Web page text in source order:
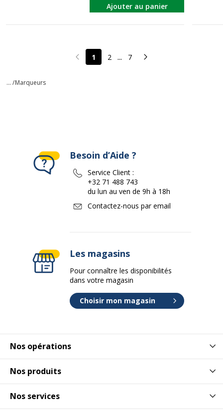
Ajouter au panier
Page précédente
1 2 ... 7 Page suivante
... /Marqueurs
Nos opérations
Nos produits
Nos services
Besoin d’Aide ?
Service Client :
+32 71 488 743
du lun au ven de 9h à 18h
Contactez-nous par email
Les magasins
Pour connaître les disponibilités
dans votre magasin
Choisir mon magasin